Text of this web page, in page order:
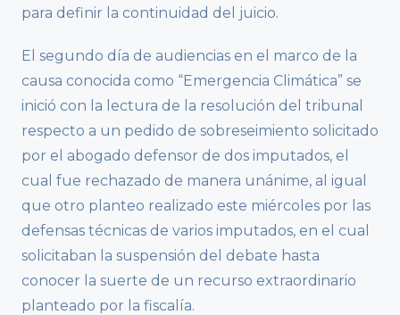
para definir la continuidad del juicio.
El segundo día de audiencias en el marco de la
causa conocida como “Emergencia Climática” se
inició con la lectura de la resolución del tribunal
respecto a un pedido de sobreseimiento solicitado
por el abogado defensor de dos imputados, el
cual fue rechazado de manera unánime, al igual
que otro planteo realizado este miércoles por las
defensas técnicas de varios imputados, en el cual
solicitaban la suspensión del debate hasta
conocer la suerte de un recurso extraordinario
planteado por la fiscalía.